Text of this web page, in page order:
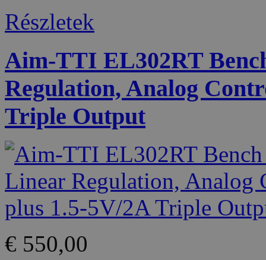
Részletek
Aim-TTI EL302RT
Regulation, Analog
Triple Output
€ 550,00